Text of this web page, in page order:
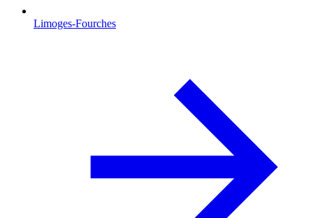
Limoges-Fourches